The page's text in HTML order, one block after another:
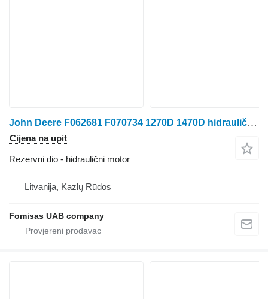
John Deere F062681 F070734 1270D 1470D hidraulični motor za traktora točkaša
Cijena na upit
Rezervni dio - hidraulični motor
Litvanija, Kazlų Rūdos
Fomisas UAB company